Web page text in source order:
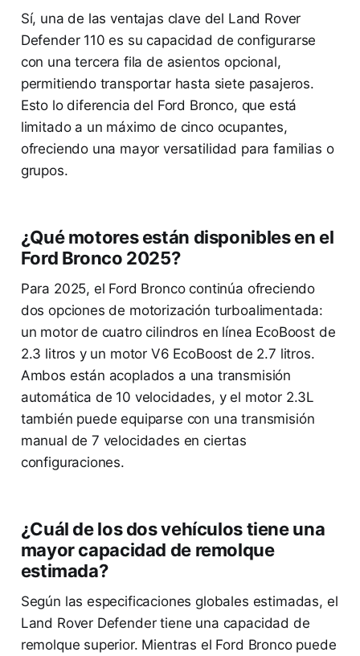
Sí, una de las ventajas clave del Land Rover
Defender 110 es su capacidad de configurarse
con una tercera fila de asientos opcional,
permitiendo transportar hasta siete pasajeros.
Esto lo diferencia del Ford Bronco, que está
limitado a un máximo de cinco ocupantes,
ofreciendo una mayor versatilidad para familias o
grupos.
¿Qué motores están disponibles en el
Ford Bronco 2025?
Para 2025, el Ford Bronco continúa ofreciendo
dos opciones de motorización turboalimentada:
un motor de cuatro cilindros en línea EcoBoost de
2.3 litros y un motor V6 EcoBoost de 2.7 litros.
Ambos están acoplados a una transmisión
automática de 10 velocidades, y el motor 2.3L
también puede equiparse con una transmisión
manual de 7 velocidades en ciertas
configuraciones.
¿Cuál de los dos vehículos tiene una
mayor capacidad de remolque
estimada?
Según las especificaciones globales estimadas, el
Land Rover Defender tiene una capacidad de
remolque superior. Mientras el Ford Bronco puede